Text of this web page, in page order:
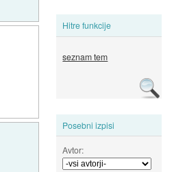
Hitre funkcije
seznam tem
Posebni izpisi
Avtor: